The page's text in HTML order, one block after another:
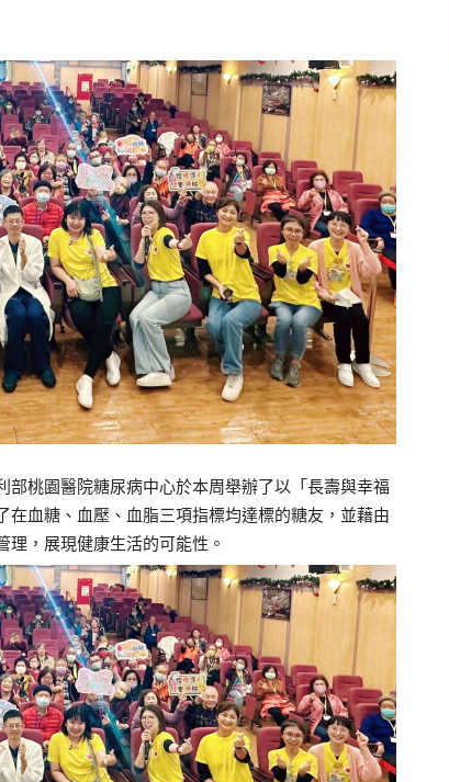
桃園醫院糖尿病中心於本周舉辦了以「長壽與幸福
血糖、血壓、血脂三項指標均達標的糖友，並藉由
，展現健康生活的可能性。